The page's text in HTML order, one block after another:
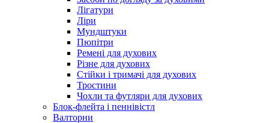
Лігатури
Ліри
Мундштуки
Пюпітри
Ремені для духових
Різне для духових
Стійки і тримачі для духових
Тростини
Чохли та футляри для духових
Блок-флейта і пеннівістл
Валторни